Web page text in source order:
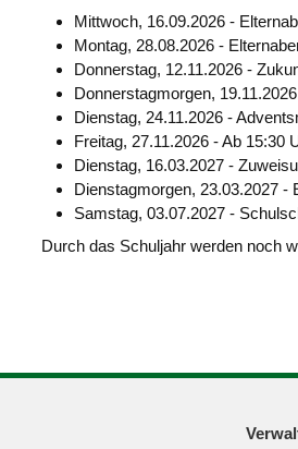
Mittwoch, 16.09.2026 -
Montag, 28.08.2026 -
Donnerstag, 12.11.2026 -
Donnerstagmorgen,
Dienstag, 24.11.2026 -
Freitag, 27.11.2026 - Ab 15:30
Dienstag, 16.03.2027 -
Dienstagmorgen, 23.03.2027 -
Samstag, 03.07.2027 -
Durch das Schuljahr werden noch